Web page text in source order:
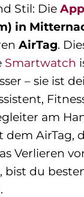
Stil: Die
in
AirTag.
Smartwatch
– sie ist
am
AirTag,
Verlieren
bist du